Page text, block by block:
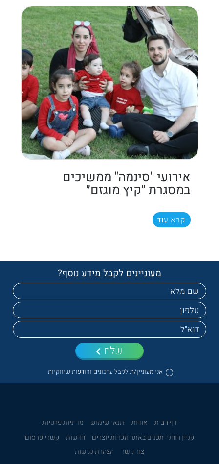
אירועי "סינמה" ממשיכים
במסגרת ״קיץ מוגזם״
קרא עוד
מעוניינים לקבל מידע נוסף?
אני מעוניין/ת לקבל עדכונים והודעות שיווקיות.
שלח
דף הבית אודות תנאי שימוש
מדיניות פרטיות
קניין רוחני, תכנים באתר וזכויות יוצרים
חדשות
קשרי פרסום
צור קשר
הצהרת נגישות